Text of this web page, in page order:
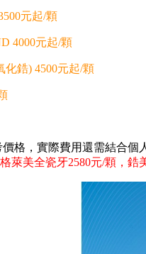
元起/顆
4000元起/顆
鋯) 4500元起/顆
，實際費用還需結合個
萊美全瓷牙2580元/顆，鋯